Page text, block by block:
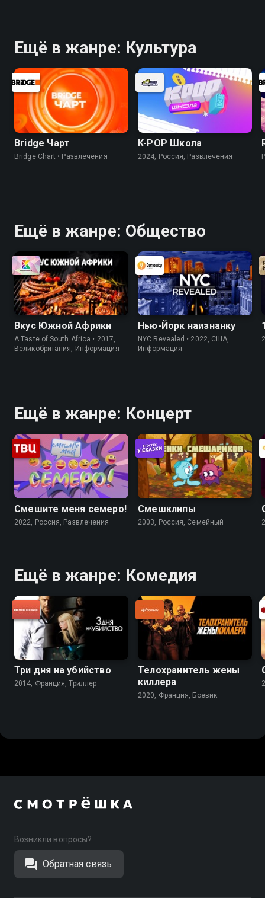
Ещё в жанре: Культура
Bridge Чарт
Bridge Chart • Развлечения
K-PОР Школа
2024, Россия, Развлечения
Ещё в жанре: Общество
Вкус Южной Африки
A Taste of South Africa • 2017,
Великобритания, Информация
Нью-Йорк наизнанку
NYC Revealed • 2022, США,
Информация
Ещё в жанре: Концерт
Смешите меня семеро!
2022, Россия, Развлечения
Смешклипы
2003, Россия, Cемейный
Ещё в жанре: Комедия
Три дня на убийство
2014, Франция, Триллер
Телохранитель жены
киллера
2020, Франция, Боевик
Возникли вопросы?
Обратная связь